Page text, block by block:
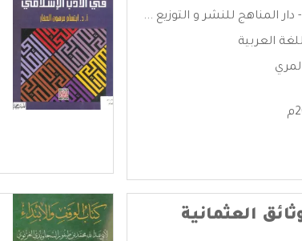
المناهج للنشر و التوزيع ...
العربية
العثمانية